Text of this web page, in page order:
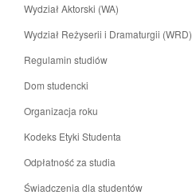
Wydział Aktorski (WA)
Wydział Reżyserii i Dramaturgii (WRD)
Regulamin studiów
Dom studencki
Organizacja roku
Kodeks Etyki Studenta
Odpłatność za studia
Świadczenia dla studentów